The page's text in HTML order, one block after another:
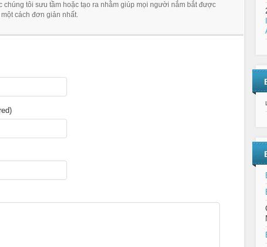
chúng tôi sưu tầm hoặc tạo ra nhằm giúp mọi người nắm bắt được
cách đơn giản nhất.